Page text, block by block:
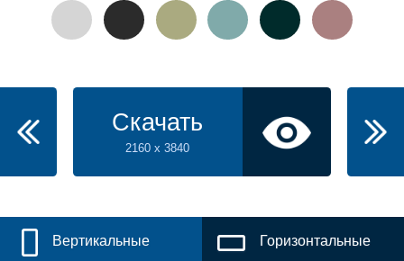
Скачать
2160 x 3840
Вертикальные Горизонтальные